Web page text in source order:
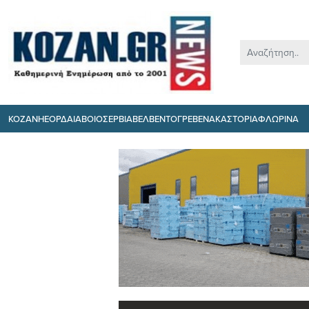
ΚΟΖΑΝΗΕΟΡΔΑΙΑΒΟΙΟΣΕΡΒΙΑΒΕΛΒΕΝΤΟΓΡΕΒΕΝΑΚΑΣΤΟΡΙΑΦΛΩΡΙΝΑ